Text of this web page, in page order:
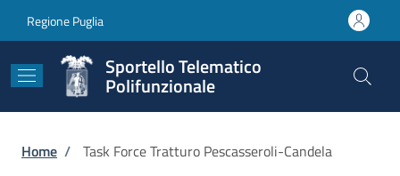
Regione Puglia
Sportello Telematico
Polifunzionale
Briciole di pane
Home / Task Force Tratturo Pescasseroli-Candela